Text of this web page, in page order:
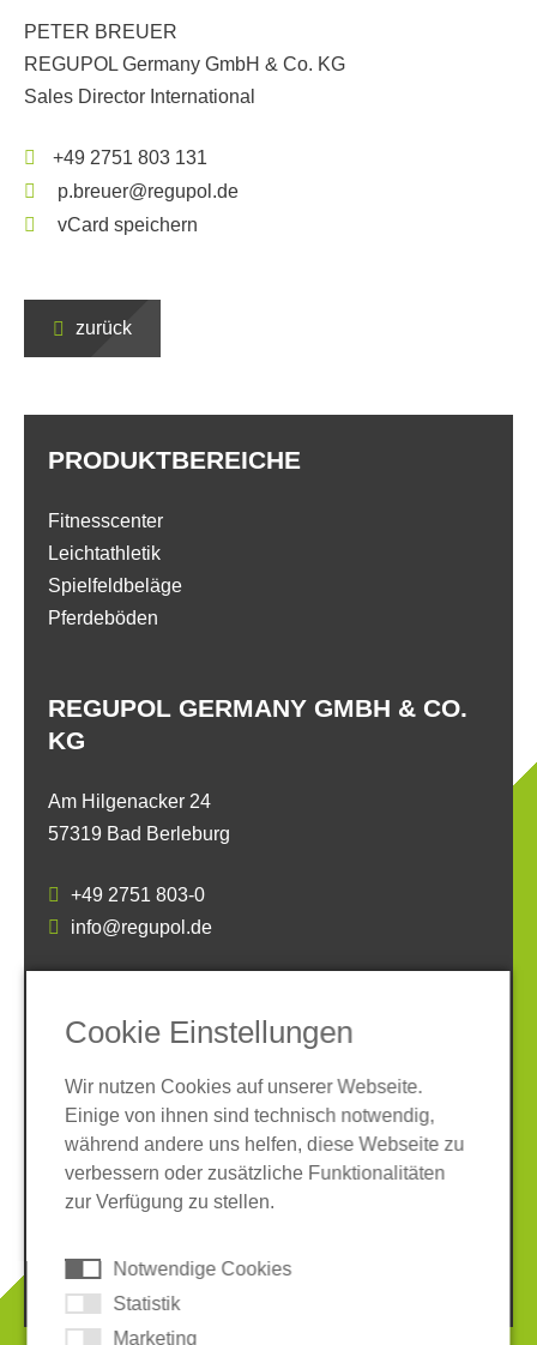
PETER BREUER
REGUPOL Germany GmbH & Co. KG
Sales Director International
+49 2751 803 131
p.breuer@regupol.de
vCard speichern
zurück
REGUPOL GERMANY GMBH & CO.
KG
Am Hilgenacker 24
57319 Bad Berleburg
+49 2751 803-0
info@regupol.de
PRODUKTBEREICHE
Fitnesscenter
Leichtathletik
Spielfeldbeläge
Pferdeböden
SOCIAL MEDIA
© 2026 REGUPOL Germany GmbH & Co. KG
Cookie Einstellungen
Wir nutzen Cookies auf unserer Webseite.
Einige von ihnen sind technisch notwendig,
während andere uns helfen, diese Webseite zu
verbessern oder zusätzliche Funktionalitäten
zur Verfügung zu stellen.
Notwendige Cookies
Statistik
Marketing